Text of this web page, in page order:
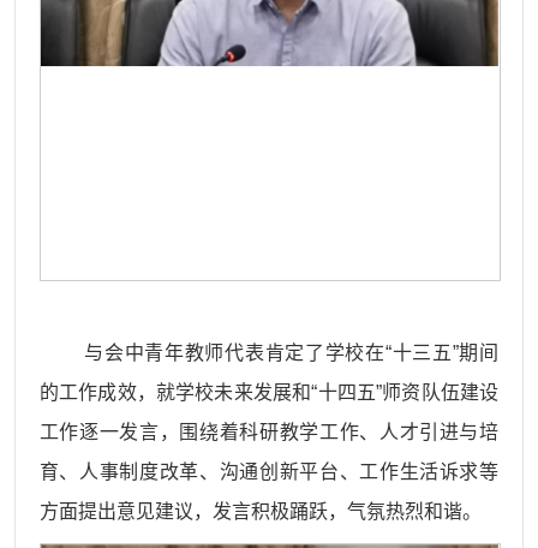
与会中青年教师代表肯定了学校在“十三五”期间
的工作成效，就学校未来发展和“十四五”师资队伍建设
工作逐一发言，围绕着科研教学工作、人才引进与培
育、人事制度改革、沟通创新平台、工作生活诉求等
方面提出意见建议，发言积极踊跃，气氛热烈和谐。